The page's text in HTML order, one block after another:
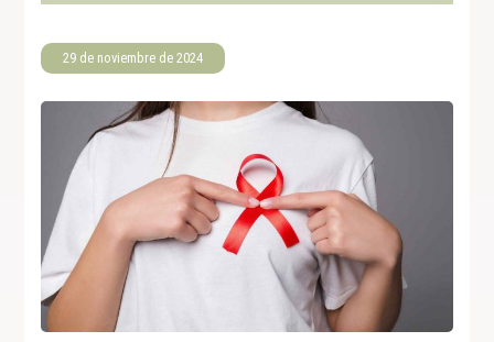
29 de noviembre de 2024